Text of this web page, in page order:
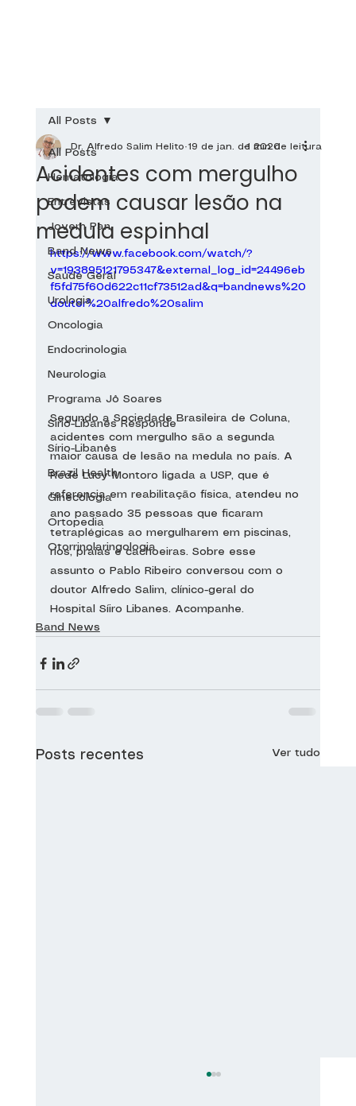
All Posts
Hematologia
Entrevistas
Jovem Pan
Band News
Saúde Geral
Urologia
Oncologia
Endocrinologia
Neurologia
Programa Jô Soares
Sírio-Libanês Responde
Sírio-Libanês
Brazil Health
Ginecologia
Ortopedia
Otorrinolaringologia
All Posts
Acidentes com mergulho
podem causar lesão na
medula espinhal
Dr. Alfredo Salim Helito 19 de jan. de 20201 min de leitura
https://www.facebook.com/watch/?
v=193895121795347&external_log_id=24496eb
f5fd75f60d622c11cf73512ad&q=bandnews%20
doutor%20alfredo%20salim
Segundo a Sociedade Brasileira de Coluna,
acidentes com mergulho são a segunda
maior causa de lesão na medula no país. A
Rede Lucy Montoro ligada a USP, que é
referencia em reabilitação física, atendeu no
ano passado 35 pessoas que ficaram
tetraplégicas ao mergulharem em piscinas,
rios, praias e cachoeiras. Sobre esse
assunto o Pablo Ribeiro conversou com o
doutor Alfredo Salim, clínico-geral do
Hospital Síiro Libanes. Acompanhe.
Band News
Posts recentes Ver tudo